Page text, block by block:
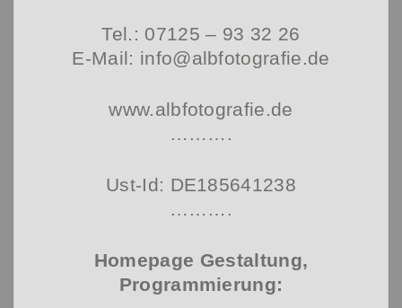
Tel.: 07125 – 93 32 26
E-Mail: info@albfotografie.de
www.albfotografie.de
……….
Ust-Id: DE185641238
……….
Homepage Gestaltung,
Programmierung: